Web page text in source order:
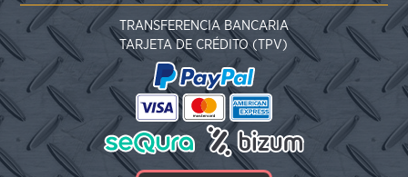
TRANSFERENCIA BANCARIA
TARJETA DE CRÉDITO (TPV)